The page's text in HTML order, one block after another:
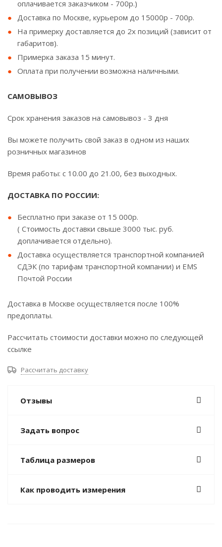
оплачивается заказчиком - 700р.)
Доставка по Москве, курьером до 15000р - 700р.
На примерку доставляется до 2х позиций (зависит от
габаритов).
Примерка заказа 15 минут.
Оплата при получении возможна наличными.
САМОВЫВОЗ
Срок хранения заказов на самовывоз - 3 дня
Вы можете получить свой заказ в одном из наших
розничных магазинов
Время работы: с 10.00 до 21.00, без выходных.
ДОСТАВКА ПО РОССИИ:
Бесплатно при заказе от 15 000р.
( Стоимость доставки свыше 3000 тыс. руб.
доплачивается отдельно).
Доставка осуществляется транспортной компанией
СДЭК (по тарифам транспортной компании) и EMS
Почтой России
Доставка в Москве осуществляется после 100%
предоплаты.
Рассчитать стоимости доставки можно по следующей
ссылке
Рассчитать доставку
Отзывы
Задать вопрос
Таблица размеров
Как проводить измерения